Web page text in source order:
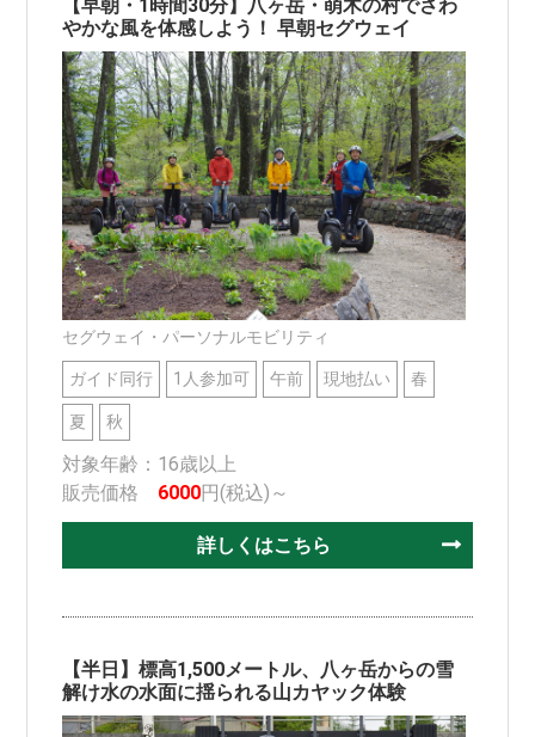
【早朝・1時間30分】八ヶ岳・萌木の村でさわ
やかな風を体感しよう！ 早朝セグウェイ
セグウェイ・パーソナルモビリティ
ガイド同行 1人参加可 午前 現地払い 春
夏 秋
対象年齢：16歳以上
販売価格 6000円(税込)～
詳しくはこちら
【半日】標高1,500メートル、八ヶ岳からの雪
解け水の水面に揺られる山カヤック体験